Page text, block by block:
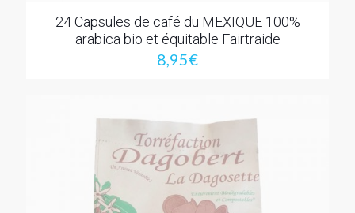
24 Capsules de café du MEXIQUE 100%
arabica bio et équitable Fairtraide
8,95€